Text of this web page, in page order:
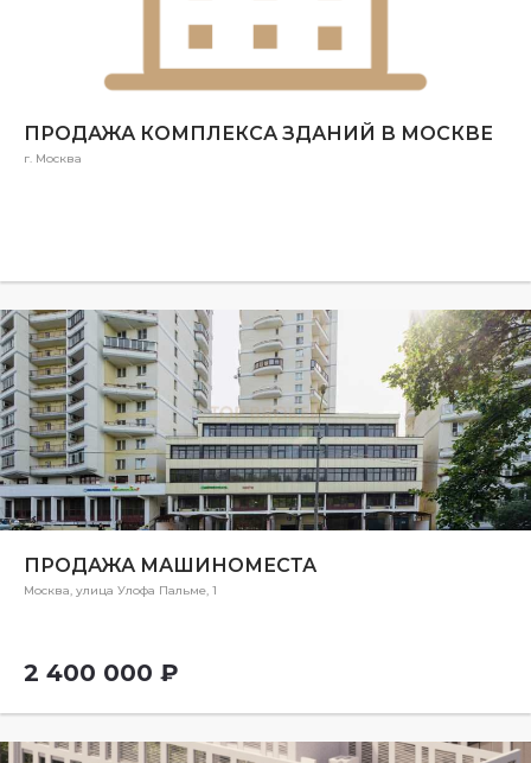
ПРОДАЖА КОМПЛЕКСА ЗДАНИЙ В МОСКВЕ
г. Москва
ПРОДАЖА МАШИНОМЕСТА
Москва, улица Улофа Пальме, 1
2 400 000 ₽